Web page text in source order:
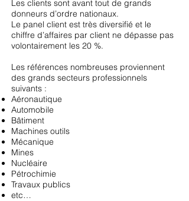
Les clients sont avant tout de grands
donneurs d’ordre nationaux.
Le panel client est très diversifié et le
chiffre d’affaires par client ne dépasse pas
volontairement les 20 %.
Les références nombreuses proviennent
des grands secteurs professionnels
suivants :
Aéronautique
Automobile
Bâtiment
Machines outils
Mécanique
Mines
Nucléaire
Pétrochimie
Travaux publics
etc…